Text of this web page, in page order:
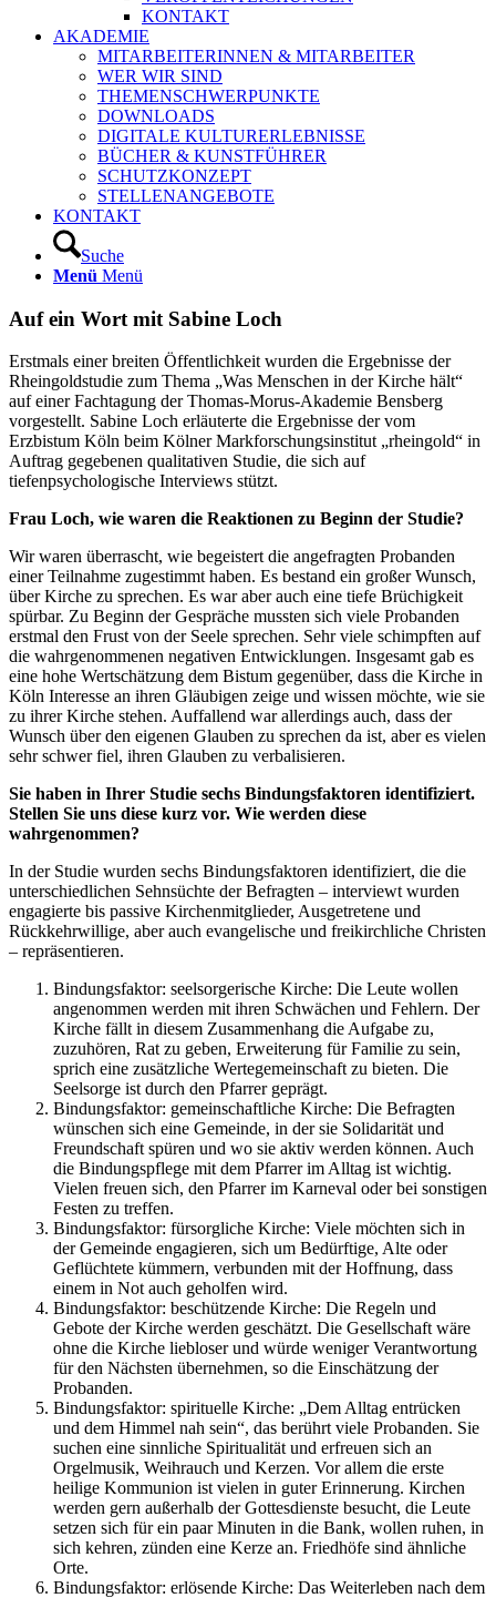
KONTAKT
AKADEMIE
MITARBEITERINNEN & MITARBEITER
WER WIR SIND
THEMENSCHWERPUNKTE
DOWNLOADS
DIGITALE KULTURERLEBNISSE
BÜCHER & KUNSTFÜHRER
SCHUTZKONZEPT
STELLENANGEBOTE
KONTAKT
Suche
Menü Menü
Auf ein Wort mit Sabine Loch
Erstmals einer breiten Öffentlichkeit wurden die Ergebnisse der
Rheingoldstudie zum Thema „Was Menschen in der Kirche hält“
auf einer Fachtagung der Thomas-Morus-Akademie Bensberg
vorgestellt. Sabine Loch erläuterte die Ergebnisse der vom
Erzbistum Köln beim Kölner Markforschungsinstitut „rheingold“ in
Auftrag gegebenen qualitativen Studie, die sich auf
tiefenpsychologische Interviews stützt.
Frau Loch, wie waren die Reaktionen zu Beginn der Studie?
Wir waren überrascht, wie begeistert die angefragten Probanden
einer Teilnahme zugestimmt haben. Es bestand ein großer Wunsch,
über Kirche zu sprechen. Es war aber auch eine tiefe Brüchigkeit
spürbar. Zu Beginn der Gespräche mussten sich viele Probanden
erstmal den Frust von der Seele sprechen. Sehr viele schimpften auf
die wahrgenommenen negativen Entwicklungen. Insgesamt gab es
eine hohe Wertschätzung dem Bistum gegenüber, dass die Kirche in
Köln Interesse an ihren Gläubigen zeige und wissen möchte, wie sie
zu ihrer Kirche stehen. Auffallend war allerdings auch, dass der
Wunsch über den eigenen Glauben zu sprechen da ist, aber es vielen
sehr schwer fiel, ihren Glauben zu verbalisieren.
Sie haben in Ihrer Studie sechs Bindungsfaktoren identifiziert.
Stellen Sie uns diese kurz vor. Wie werden diese
wahrgenommen?
In der Studie wurden sechs Bindungsfaktoren identifiziert, die die
unterschiedlichen Sehnsüchte der Befragten – interviewt wurden
engagierte bis passive Kirchenmitglieder, Ausgetretene und
Rückkehrwillige, aber auch evangelische und freikirchliche Christen
– repräsentieren.
Bindungsfaktor: seelsorgerische Kirche: Die Leute wollen
angenommen werden mit ihren Schwächen und Fehlern. Der
Kirche fällt in diesem Zusammenhang die Aufgabe zu,
zuzuhören, Rat zu geben, Erweiterung für Familie zu sein,
sprich eine zusätzliche Wertegemeinschaft zu bieten. Die
Seelsorge ist durch den Pfarrer geprägt.
Bindungsfaktor: gemeinschaftliche Kirche: Die Befragten
wünschen sich eine Gemeinde, in der sie Solidarität und
Freundschaft spüren und wo sie aktiv werden können. Auch
die Bindungspflege mit dem Pfarrer im Alltag ist wichtig.
Vielen freuen sich, den Pfarrer im Karneval oder bei sonstigen
Festen zu treffen.
Bindungsfaktor: fürsorgliche Kirche: Viele möchten sich in
der Gemeinde engagieren, sich um Bedürftige, Alte oder
Geflüchtete kümmern, verbunden mit der Hoffnung, dass
einem in Not auch geholfen wird.
Bindungsfaktor: beschützende Kirche: Die Regeln und
Gebote der Kirche werden geschätzt. Die Gesellschaft wäre
ohne die Kirche liebloser und würde weniger Verantwortung
für den Nächsten übernehmen, so die Einschätzung der
Probanden.
Bindungsfaktor: spirituelle Kirche: „Dem Alltag entrücken
und dem Himmel nah sein“, das berührt viele Probanden. Sie
suchen eine sinnliche Spiritualität und erfreuen sich an
Orgelmusik, Weihrauch und Kerzen. Vor allem die erste
heilige Kommunion ist vielen in guter Erinnerung. Kirchen
werden gern außerhalb der Gottesdienste besucht, die Leute
setzen sich für ein paar Minuten in die Bank, wollen ruhen, in
sich kehren, zünden eine Kerze an. Friedhöfe sind ähnliche
Orte.
Bindungsfaktor: erlösende Kirche: Das Weiterleben nach dem